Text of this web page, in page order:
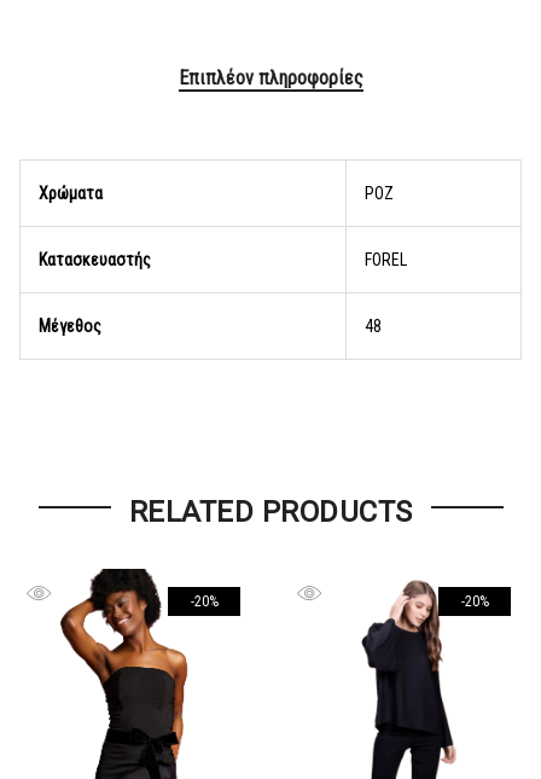
Επιπλέον πληροφορίες
Χρώματα ΡΟΖ
Κατασκευαστής FOREL
Μέγεθος 48
RELATED PRODUCTS
-20% -20%